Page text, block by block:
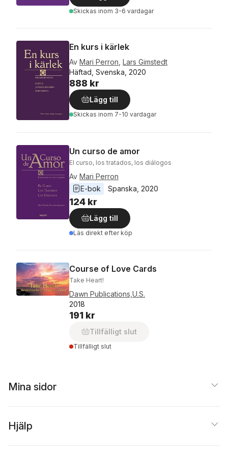
Skickas inom 3-6 vardagar
En kurs i kärlek
Av Mari Perron Lars Gimstedt
Häftad, Svenska, 2020
888 kr
Lägg till
Skickas inom 7-10 vardagar
Un curso de amor
El curso, los tratados, los diálogos
Av Mari Perron
E-bok
Spanska 2020
124 kr
Lägg till
Läs direkt efter köp
Course of Love Cards
Take Heart!
Dawn Publications,U.S.
2018
191 kr
Tillfälligt slut
Tillfälligt slut
Mina sidor
Hjälp